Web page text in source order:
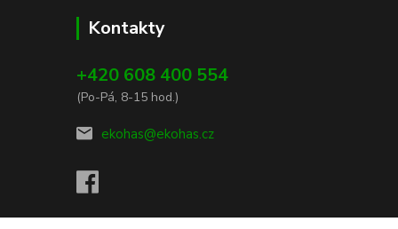
Kontakty
+420 608 400 554
(Po-Pá, 8-15 hod.)
ekohas@ekohas.cz